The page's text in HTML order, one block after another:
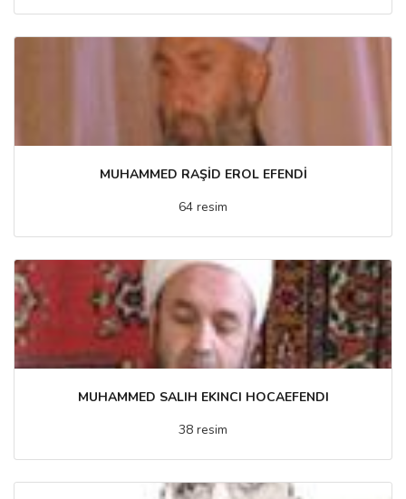
MUHAMMED RAŞİD EROL EFENDİ
64 resim
MUHAMMED SALIH EKINCI HOCAEFENDI
38 resim